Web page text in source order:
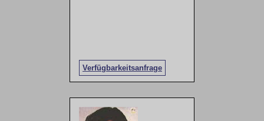
Verfügbarkeitsanfrage